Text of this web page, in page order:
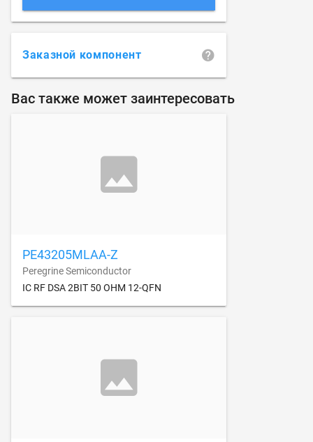
Заказной компонент
Вас также может заинтересовать
PE43205MLAA-Z
Peregrine Semiconductor
IC RF DSA 2BIT 50 OHM 12-QFN